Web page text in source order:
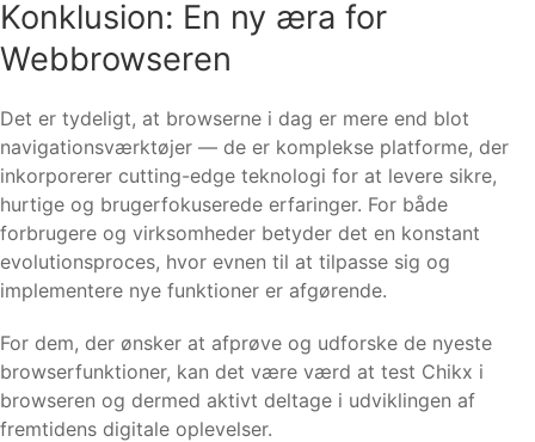
Konklusion: En ny æra for
Webbrowseren
Det er tydeligt, at browserne i dag er mere end blot
navigationsværktøjer — de er komplekse platforme, der
inkorporerer cutting-edge teknologi for at levere sikre,
hurtige og brugerfokuserede erfaringer. For både
forbrugere og virksomheder betyder det en konstant
evolutionsproces, hvor evnen til at tilpasse sig og
implementere nye funktioner er afgørende.
For dem, der ønsker at afprøve og udforske de nyeste
browserfunktioner, kan det være værd at test Chikx i
browseren og dermed aktivt deltage i udviklingen af
fremtidens digitale oplevelser.